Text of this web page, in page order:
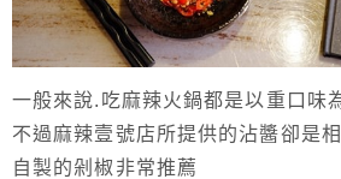
一般來說.吃麻辣火鍋都是以重口味
不過麻辣壹號店所提供的沾醬卻是
自製的剁椒非常推薦